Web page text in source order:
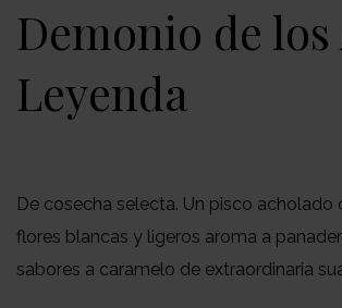
Demonio de los
Leyenda
De cosecha selecta. Un pisco acholado
flores blancas y ligeros aroma a
sabores a caramelo de extraordinaria